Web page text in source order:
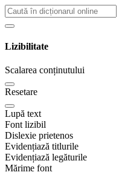
Lizibilitate
Scalarea conținutului
Resetare
Lupă text
Font lizibil
Dislexie prietenos
Evidențiază titlurile
Evidențiază legăturile
Mărime font